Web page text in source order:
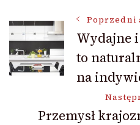
Nawigacja
wpisu
Poprzedni
Wydajne
to
na
Przemysł